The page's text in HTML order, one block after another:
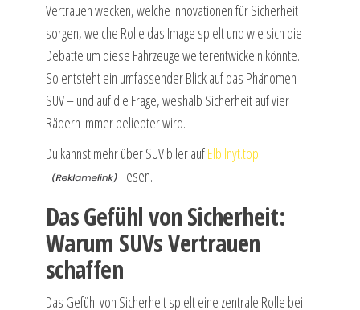
Vertrauen wecken, welche Innovationen für Sicherheit
sorgen, welche Rolle das Image spielt und wie sich die
Debatte um diese Fahrzeuge weiterentwickeln könnte.
So entsteht ein umfassender Blick auf das Phänomen
SUV – und auf die Frage, weshalb Sicherheit auf vier
Rädern immer beliebter wird.
Du kannst mehr über SUV biler aufElbilnyt.top
lesen.
Das Gefühl von Sicherheit:
Warum SUVs Vertrauen
schaffen
Das Gefühl von Sicherheit spielt eine zentrale Rolle bei